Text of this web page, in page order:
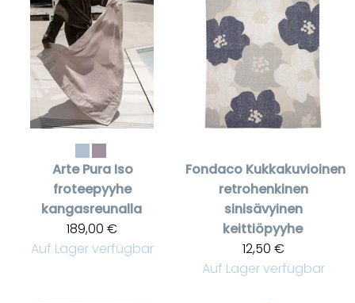
Arte Pura Iso
froteepyyhe
kangasreunalla
189,00 €
Auf Lager verfügbar
Fondaco Kukkakuvioinen
retrohenkinen
sinisävyinen
keittiöpyyhe
12,50 €
Auf Lager verfügbar